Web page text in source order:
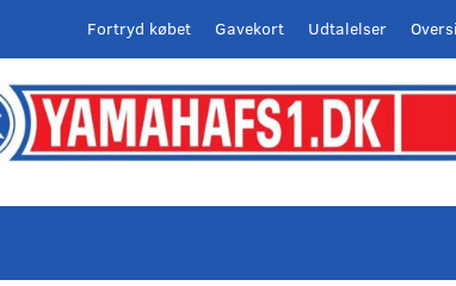
Udtalelser
Gavekort
Fortryd købet